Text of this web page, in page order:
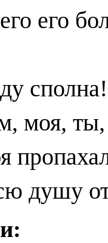
его
сполна!
моя, ты,
душу